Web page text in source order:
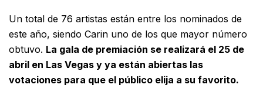
Un total de 76 artistas están entre los nominados de
este año, siendo Carin uno de los que mayor número
obtuvo. La gala de premiación se realizará el 25 de
abril en Las Vegas y ya están abiertas las
votaciones para que el público elija a su favorito.